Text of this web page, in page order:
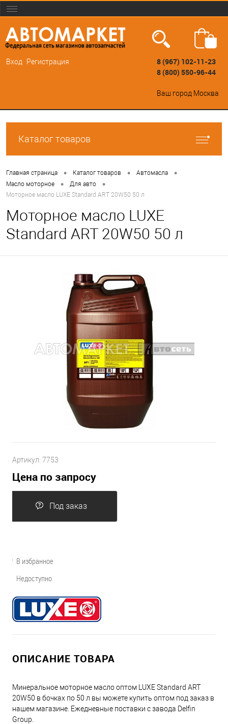
Вход Регистрация
8 (967) 102-11-23
8 (800) 550-96-44
Ваш город Москва
Каталог товаров
Главная страница • Каталог товаров • Автомасла •
Масло моторное • Для авто •
Моторное масло LUXE Standard ART 20W50 50 л
Моторное масло LUXE
Standard ART 20W50 50 л
Артикул: 7753
Цена по запросу
Под заказ
В избранное
Недоступно
ОПИСАНИЕ ТОВАРА
Минеральное моторное масло оптом LUXE Standard ART
20W50 в бочках по 50 л вы можете купить оптом под заказ в
нашем магазине. Ежедневные поставки с завода Delfin
Group.